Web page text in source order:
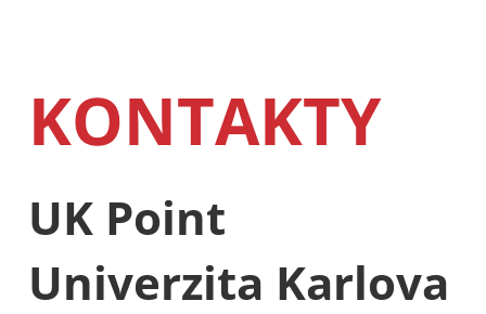
KONTAKTY
UK Point
Univerzita Karlova